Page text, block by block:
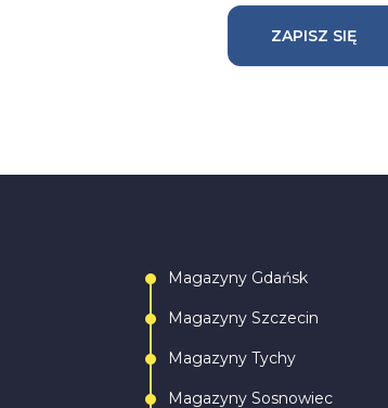
ZAPISZ SIĘ
Magazyny Gdańsk
Magazyny Szczecin
Magazyny Tychy
Magazyny Sosnowiec